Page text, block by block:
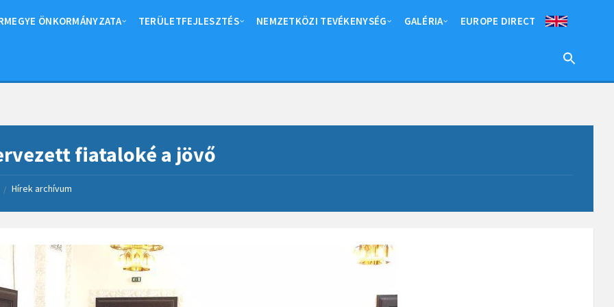
ÖNKORMÁNYZATA TERÜLETFEJLESZTÉS NEMZETKÖZI TEVÉKENYSÉG GALÉRIA EUROPE DIRECT
fiataloké a jövő
/ Hírek archívum